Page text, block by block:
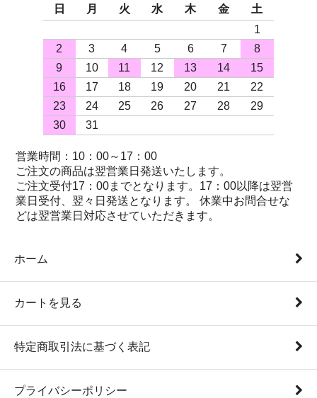
日
月 火 水 木 金
土
1
2
3 4 5 6 7
8
9
10 11 12 13 14
15
16
17 18 19 20 21
22
23
24 25 26 27 28
29
30
31
営業時間：10：00～17：00
ご注文の商品は翌営業日発送いたします。
ご注文受付17：00までとなります。17：00以降は翌営
業日受付、翌々日発送となります。 休業中お問合せな
どは翌営業日対応させていただきます。
ホーム
カートを見る
特定商取引法に基づく表記
プライバシーポリシー